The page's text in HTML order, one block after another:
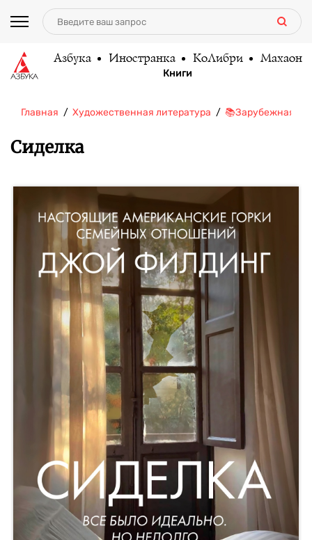
Азбука Иностранка КоЛибри Махаон
Книги
Главная Художественная литература 📚Зарубежная
Сиделка